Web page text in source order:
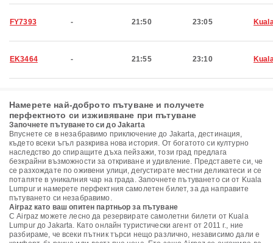
FY7393 - 21:50 23:05
EK3464 - 21:55 23:10
Намерете най-доброто пътуване и получете
перфектното си изживяване при пътуване
Започнете пътуването си до Jakarta
Впуснете се в незабравимо приключение до Jakarta, дестинация,
където всеки ъгъл разкрива нова история. От богатото си културно
наследство до спиращите дъха пейзажи, този град предлага
безкрайни възможности за откриване и удивление. Представете си, че
се разхождате по оживени улици, дегустирате местни деликатеси и се
потапяте в уникалния чар на града. Започнете пътуването си от Kuala
Lumpur и намерете перфектния самолетен билет, за да направите
пътуването си незабравимо.
Airpaz като ваш опитен партньор за пътуване
С Airpaz можете лесно да резервирате самолетни билети от Kuala
Lumpur до Jakarta. Като онлайн туристически агент от 2011 г., ние
разбираме, че всеки пътник търси нещо различно, независимо дали е